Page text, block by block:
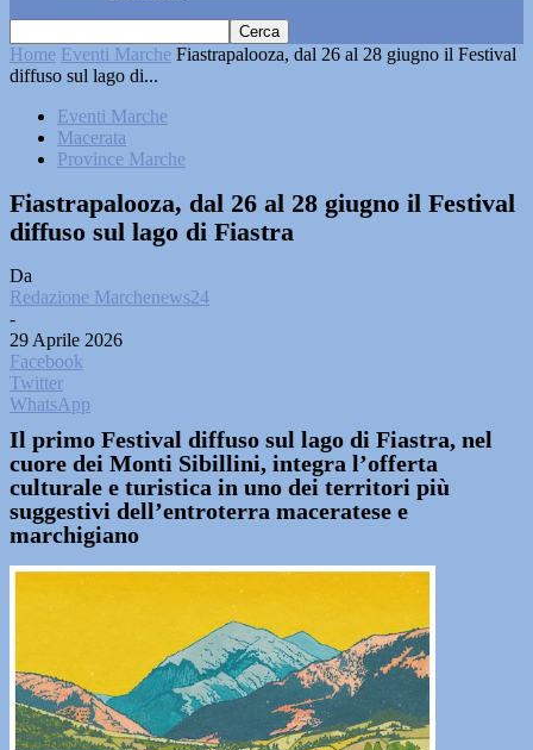
Home Eventi Marche Fiastrapalooza, dal 26 al 28 giugno il Festival
diffuso sul lago di...
Eventi Marche
Macerata
Province Marche
Fiastrapalooza, dal 26 al 28 giugno il Festival
diffuso sul lago di Fiastra
Da
Redazione Marchenews24
-
29 Aprile 2026
Facebook
Twitter
WhatsApp
Il primo Festival diffuso sul lago di Fiastra, nel
cuore dei Monti Sibillini, integra l’offerta
culturale e turistica in uno dei territori più
suggestivi dell’entroterra maceratese e
marchigiano